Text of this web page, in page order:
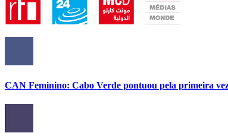
CAN Feminino: Cabo Verde pontuou pela primeira